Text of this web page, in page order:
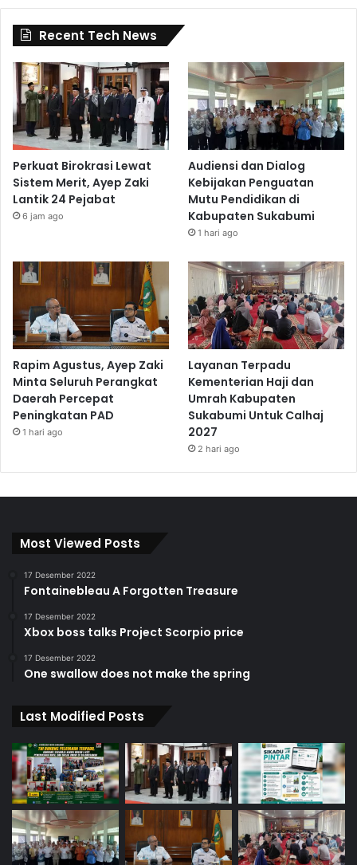
Recent Tech News
Perkuat Birokrasi Lewat
Sistem Merit, Ayep Zaki
Lantik 24 Pejabat
6 jam ago
Audiensi dan Dialog
Kebijakan Penguatan
Mutu Pendidikan di
Kabupaten Sukabumi
1 hari ago
Rapim Agustus, Ayep Zaki
Minta Seluruh Perangkat
Daerah Percepat
Peningkatan PAD
1 hari ago
Layanan Terpadu
Kementerian Haji dan
Umrah Kabupaten
Sukabumi Untuk Calhaj
2027
2 hari ago
Most Viewed Posts
17 Desember 2022
Fontainebleau A Forgotten Treasure
17 Desember 2022
Xbox boss talks Project Scorpio price
17 Desember 2022
One swallow does not make the spring
Last Modified Posts